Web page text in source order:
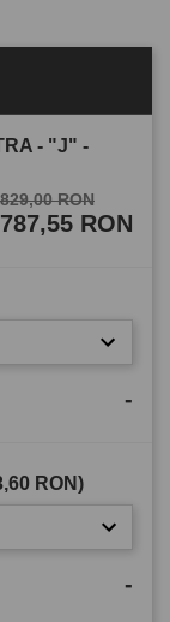
- "J" -
829,00 RON
787,55 RON
-
RON)
-